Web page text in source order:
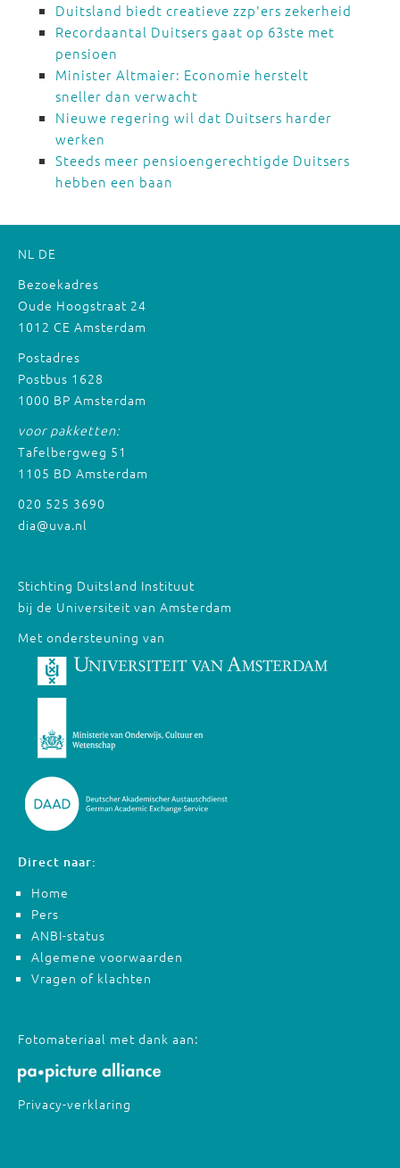
Duitsland biedt creatieve zzp'ers zekerheid
Recordaantal Duitsers gaat op 63ste met
pensioen
Minister Altmaier: Economie herstelt
sneller dan verwacht
Nieuwe regering wil dat Duitsers harder
werken
Steeds meer pensioengerechtigde Duitsers
hebben een baan
NL DE
Bezoekadres
Oude Hoogstraat 24
1012 CE Amsterdam
Postadres
Postbus 1628
1000 BP Amsterdam
voor pakketten:
Tafelbergweg 51
1105 BD Amsterdam
020 525 3690
dia@uva.nl
Stichting Duitsland Instituut
bij de Universiteit van Amsterdam
Met ondersteuning van
Direct naar:
Home
Pers
ANBI-status
Algemene voorwaarden
Vragen of klachten
Fotomateriaal met dank aan:
Privacy-verklaring